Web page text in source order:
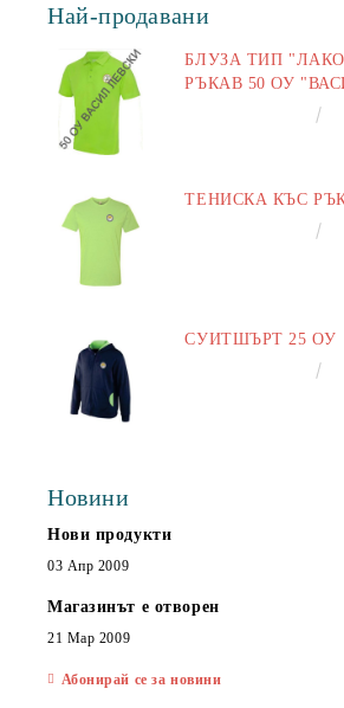
Най-продавани
БЛУЗА ТИП
РЪКАВ 50 ОУ
ТЕНИСКА КЪС
СУИТШЪРТ 25 ОУ
Новини
Нови продукти
03 Апр 2009
Магазинът е отворен
21 Мар 2009
Абонирай се за новини